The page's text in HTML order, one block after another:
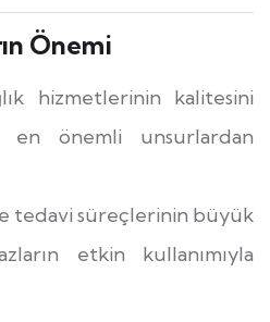
Önemi
hizmetlerinin kalitesini
en önemli unsurlardan
tedavi süreçlerinin büyük
etkin kullanımıyla